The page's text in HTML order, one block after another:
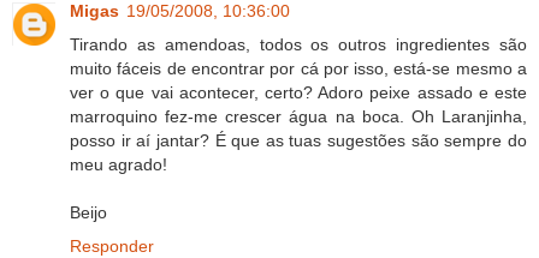
Migas 19/05/2008, 10:36:00
Tirando as amendoas, todos os outros ingredientes são
muito fáceis de encontrar por cá por isso, está-se mesmo a
ver o que vai acontecer, certo? Adoro peixe assado e este
marroquino fez-me crescer água na boca. Oh Laranjinha,
posso ir aí jantar? É que as tuas sugestões são sempre do
meu agrado!
Beijo
Responder